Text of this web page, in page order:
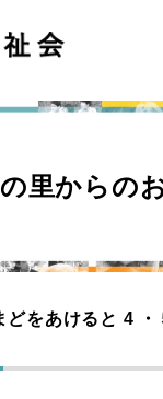
里からの
どをあけると 4 ・